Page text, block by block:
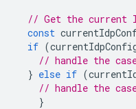
// Get the current
const
if (
// handle the
} else if (
// handle the
}